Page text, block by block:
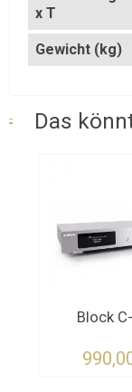
x T
Gewicht (kg)
Das
Block